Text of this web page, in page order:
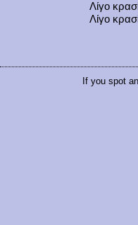
Λίγο
Λίγο
If you spot